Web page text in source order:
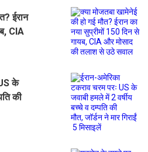
ईरान
CIA
के
की